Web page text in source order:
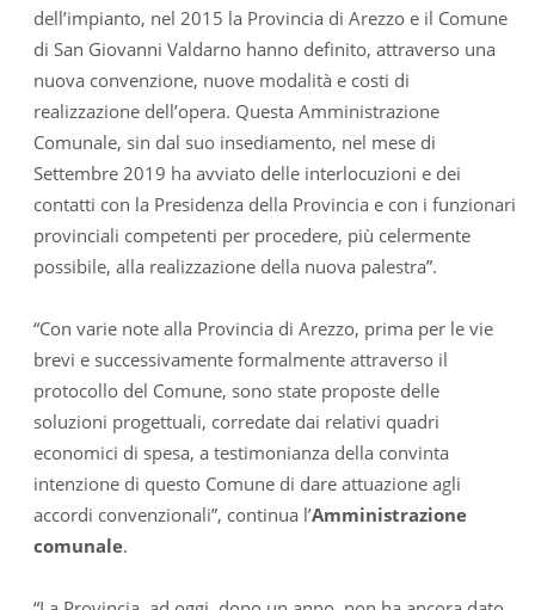
dell’impianto, nel 2015 la Provincia di Arezzo e il Comune
di San Giovanni Valdarno hanno definito, attraverso una
nuova convenzione, nuove modalità e costi di
realizzazione dell’opera. Questa Amministrazione
Comunale, sin dal suo insediamento, nel mese di
Settembre 2019 ha avviato delle interlocuzioni e dei
contatti con la Presidenza della Provincia e con i funzionari
provinciali competenti per procedere, più celermente
possibile, alla realizzazione della nuova palestra”.
“Con varie note alla Provincia di Arezzo, prima per le vie
brevi e successivamente formalmente attraverso il
protocollo del Comune, sono state proposte delle
soluzioni progettuali, corredate dai relativi quadri
economici di spesa, a testimonianza della convinta
intenzione di questo Comune di dare attuazione agli
accordi convenzionali”, continua l’Amministrazione
comunale.